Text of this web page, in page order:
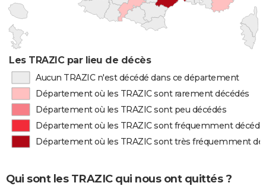
Les TRAZIC par lieu de décès
Aucun TRAZIC n'est décédé dans ce département
Département où les TRAZIC sont rarement décédés
Département où les TRAZIC sont peu décédés
Département où les TRAZIC sont fréquemment
Département où les TRAZIC sont très fréquemment
Qui sont les TRAZIC qui nous ont quittés ?